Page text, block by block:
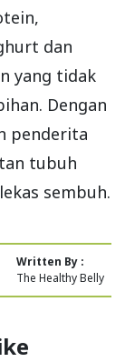
dan
yang tidak
Dengan
penderita
tubuh
sembuh.
Written By :
The Healthy Belly